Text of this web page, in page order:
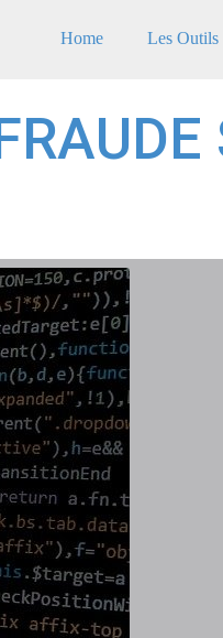
Home Les Outils